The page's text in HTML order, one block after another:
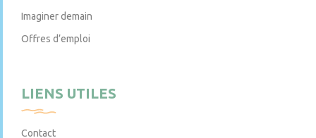
Imaginer demain
Offres d’emploi
LIENS UTILES
Contact